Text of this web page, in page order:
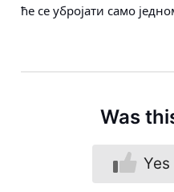
ће се убројати само
Was
Yes